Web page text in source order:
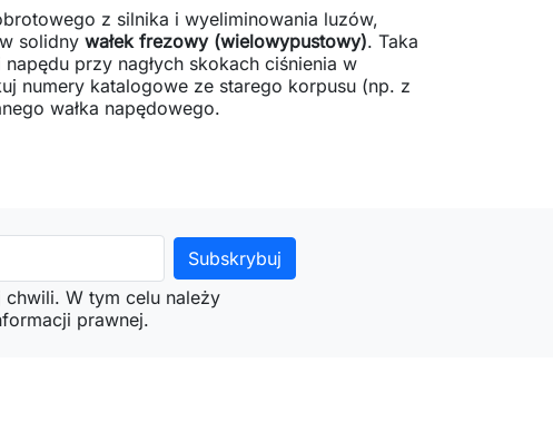
z silnika i wyeliminowania luzów,
solidny wałek frezowy (wielowypustowy). Taka
przy nagłych skokach ciśnienia w
numery katalogowe ze starego korpusu (np. z
wałka napędowego.
W tym celu należy
prawnej.